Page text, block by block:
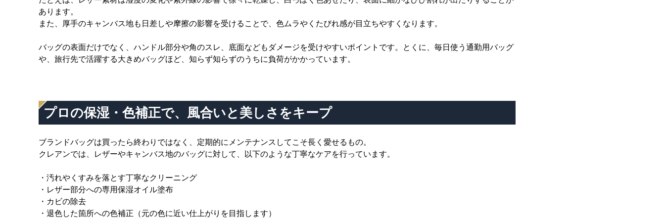
あります。
また、厚手のキャンバス地も日差しや摩擦の影響を受けることで、色ムラやくたびれ感が目立ちやすくなります。
バッグの表面だけでなく、ハンドル部分や角のスレ、底面などもダメージを受けやすいポイントです。とくに、毎日使う通勤用バッグ
や、旅行先で活躍する大きめバッグほど、知らず知らずのうちに負荷がかかっています。
プロの保湿・色補正で、風合いと美しさをキープ
ブランドバッグは買ったら終わりではなく、定期的にメンテナンスしてこそ長く愛せるもの。
クレアンでは、レザーやキャンバス地のバッグに対して、以下のような丁寧なケアを行っています。
・汚れやくすみを落とす丁寧なクリーニング
・レザー部分への専用保湿オイル塗布
・カビの除去
・退色した箇所への色補正（元の色に近い仕上がりを目指します）